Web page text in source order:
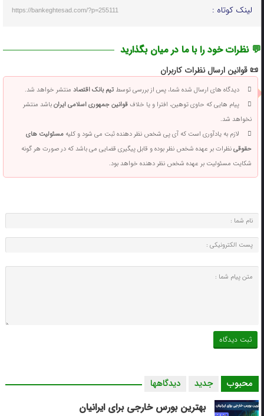
لینک کوتاه : https://bankeghtesad.com/?p=255111
💬 نظرات خود را با ما در میان بگذارید
📜 قوانین ارسال نظرات کاربران
دیدگاه های ارسال شده شما، پس از بررسی توسطتیم بانک اقتصادمنتشر خواهد شد.
پیام هایی که حاوی توهین، افترا و یا خلافقوانین جمهوری اسلامی ایرانباشد منتشر
نخواهد شد.
لازم به یادآوری است که آی پی شخص نظر دهنده ثبت می شود و کلیهمسئولیت های
حقوقینظرات بر عهده شخص نظر بوده و قابل پیگیری قضایی می باشد که در صورت هر گونه
شکایت مسئولیت بر عهده شخص نظر دهنده خواهد بود.
محبوب جدید دیدگاهها
بهترین بورس خارجی برای ایرانیان